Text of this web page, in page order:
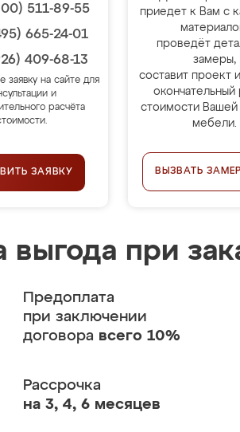
511-89-55
665-24-01
409-68-13
заявку на сайте для
и
расчёта
ЗАЯВКУ
приедет к Вам с
проведёт
замеры,
составит проект
окончательный
стоимости
мебели.
ВЫЗВАТЬ
выгода при
Предоплата
при заключении
договора всего 10%
Рассрочка
на 3, 4, 6 месяцев